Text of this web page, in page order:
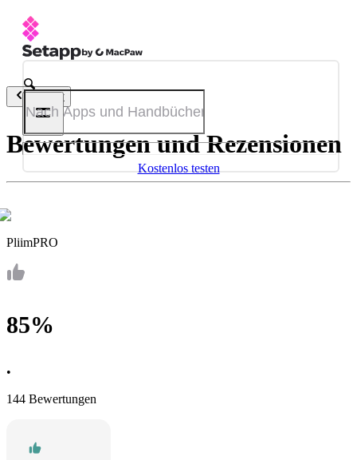
Kostenlos testen
Zurück
Bewertungen und Rezensionen
PliimPRO
85%
•
144 Bewertungen